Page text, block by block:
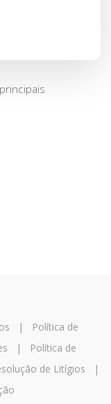
|
Política de
|
Política de
de Litígios |